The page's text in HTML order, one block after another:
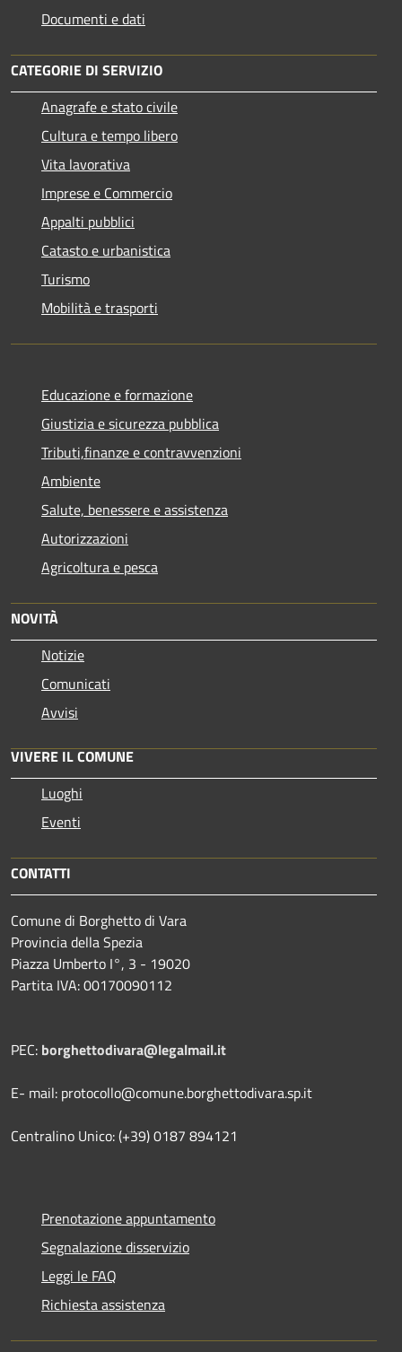
Documenti e dati
CATEGORIE DI SERVIZIO
Anagrafe e stato civile
Cultura e tempo libero
Vita lavorativa
Imprese e Commercio
Appalti pubblici
Catasto e urbanistica
Turismo
Mobilità e trasporti
Educazione e formazione
Giustizia e sicurezza pubblica
Tributi,finanze e contravvenzioni
Ambiente
Salute, benessere e assistenza
Autorizzazioni
Agricoltura e pesca
NOVITÀ
Notizie
Comunicati
Avvisi
VIVERE IL COMUNE
Luoghi
Eventi
CONTATTI
Comune di Borghetto di Vara
Provincia della Spezia
Piazza Umberto I°, 3 - 19020
Partita IVA: 00170090112
PEC: borghettodivara@legalmail.it
E- mail: protocollo@comune.borghettodivara.sp.it
Centralino Unico: (+39) 0187 894121
Prenotazione appuntamento
Segnalazione disservizio
Leggi le FAQ
Richiesta assistenza